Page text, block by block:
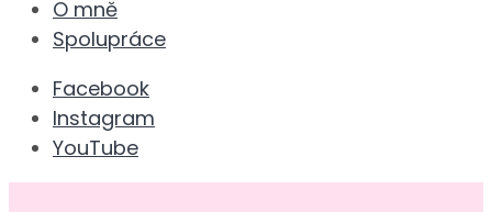
O mně
Spolupráce
Facebook
Instagram
YouTube